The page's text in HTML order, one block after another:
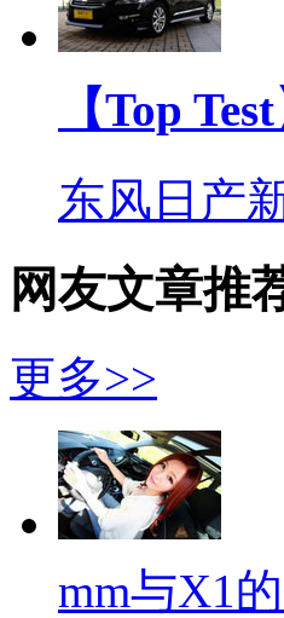
【Top Test
东风日产
网友文章推
更多>>
mm与X1